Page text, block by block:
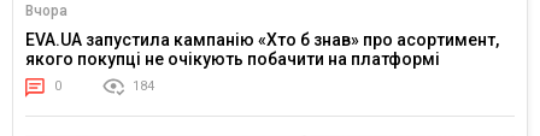
Вчора
EVA.UA запустила кампанію «Хто б знав» про асортимент,
якого покупці не очікують побачити на платформі
0 184